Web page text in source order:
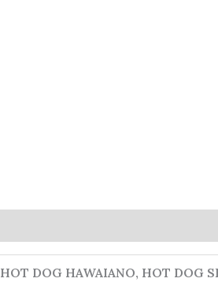
HOT DOG HAWAIANO, HOT DOG